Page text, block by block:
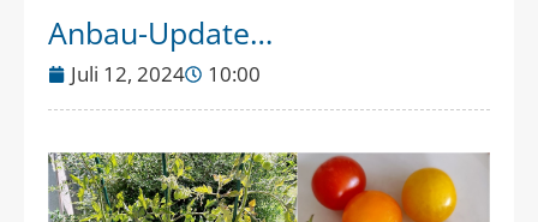
Anbau-Update…
Juli 12, 2024 10:00